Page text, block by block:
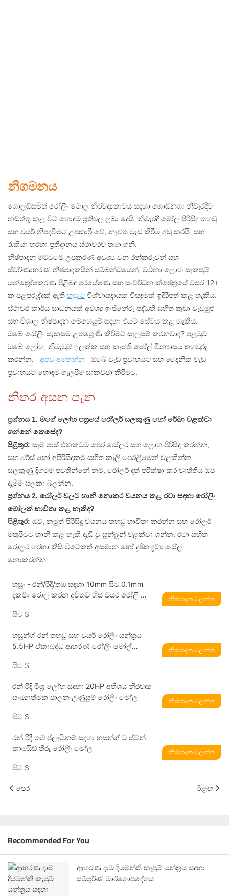
නිගමනය
ගෝල්ඩ්ස්මිත් රෝලිං මෝල නිරවද්‍යතාවය සඳහා ගොඩනගා නිවැරදිව
නඩත්තු කළ විට හොඳම ප්‍රතිඵල ලබා දෙයි. නිවැරදි මෝල පිරිසිදු තහඩු
සහ වයර් නිපදවීමට උපකාරී වේ, නැවත වැඩ කිරීම අඩු කරයි, සහ
රැකියා හරහා ප්‍රතිදානය ස්ථාවරව තබා ගනී.
නිෂ්පාදන මට්ටමේ උපකරණ අවශ්‍ය වන රන්කරුවන් සහ
ස්වර්ණාභරණ නිෂ්පාදකයින් සම්බන්ධයෙන්, වටිනා ලෝහ සැකසුම්
යන්ත්‍රෝපකරණ පිළිබඳ පර්යේෂණ සහ සංවර්ධන ක්ෂේත්‍රයේ වසර 12+
ක පළපුරුද්දක් ඇති හසුංට විශ්වාසදායක විසඳුමක් ඉදිරිපත් කළ හැකිය.
ස්ථාවර කාර්ය සාධනයක් අවශ්‍ය ඉංජිනේරු පද්ධති සහිත කුඩා වැඩමුළු
සහ විශාල නිෂ්පාදන මෙහෙයුම් සඳහා එයට සේවය කළ හැකිය.
ඔබේ රෝලිං සැකසුම උත්ශ්‍රේණි කිරීමට සැලසුම් කරනවාද? පළමුව
ඔබේ ලෝහ, නිමැවුම් ඉලක්ක සහ කැමති මෝල් වින්‍යාසය තහවුරු
කරන්න.
අපව අමතන්න
ඔබේ වැඩ ප්‍රවාහයට සහ දෛනික වැඩ
ප්‍රවාහයට හොඳම ගැලපීම සාකච්ඡා කිරීමට.
නිතර අසන පැන
ප්‍රශ්නය 1. මගේ ලෝහ පත්‍රයේ රෝලර් සලකුණු හෝ රේඛා වළක්වා
ගන්නේ කෙසේද?
පිළිතුර: සෑම පාස් එකකටම පෙර රෝලර් සහ ලෝහ පිරිසිදු කරන්න,
සහ බර්ස් හෝ අපිරිසිදුකම් සහිත කෑලි පෙරළීමෙන් වළකින්න.
සලකුණු දිගටම පවතින්නේ නම්, රෝලර් දත් පරීක්ෂා කර වෘත්තීය ඔප
දැමීම සලකා බලන්න.
ප්‍රශ්නය 2. රෝලර් වලට හානි නොකර වයනය කළ රටා සඳහා රෝලිං
මෝලක් භාවිතා කළ හැකිද?
පිළිතුර: ඔව්, නමුත් පිරිසිදු වයනය තහඩු භාවිතා කරන්න සහ රෝලර්
මතුපිටට හානි කළ හැකි දැඩි වූ සුන්බුන් වළක්වා ගන්න. රටා සහිත
රෝලර් හරහා කිසි විටෙකත් අසමාන හෝ දූෂිත ද්‍රව්‍ය රෝල්
නොකරන්න.
හසුං - රන්/රිදී/තඹ සඳහා 10mm සිට 0.1mm
දක්වා රෝල් කරන ද්විත්ව හිස වයර් රෝලිං
සිට $
නිෂ්පාදන බලන්න
හසුන්ග් රන් තහඩු සහ වයර් රෝලිං යන්ත්‍රය
5.5HP ඒකාබද්ධ ආභරණ රෝලිං මෝල්
සිට $
නිෂ්පාදන බලන්න
රන් රිදී මිශ්‍ර ලෝහ සඳහා 20HP අතිශය නිරවද්‍ය
සංඛ්‍යාත්මක පාලන උණුසුම් රෝලිං මෝල
සිට $
නිෂ්පාදන බලන්න
රන් රිදී තඹ ප්ලැටිනම් සඳහා හසුන්ග් ටංස්ටන්
කාබයිඩ් තීරු රෝලිං මෝල
සිට $
නිෂ්පාදන බලන්න
පෙර ඊළඟ
Recommended For You
ආභරණ දාම දියමන්ති කැපුම් යන්ත්‍රය සඳහා
සම්පූර්ණ මාර්ගෝපදේශය